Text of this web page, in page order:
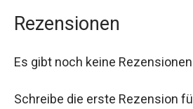
Rezensionen
Es gibt noch keine
Schreibe die erste Rezension